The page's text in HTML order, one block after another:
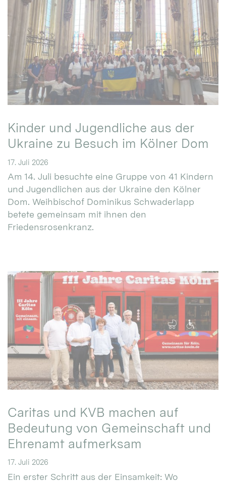
Kinder und Jugendliche aus der
Ukraine zu Besuch im Kölner Dom
17. Juli 2026
Am 14. Juli besuchte eine Gruppe von 41 Kindern
und Jugendlichen aus der Ukraine den Kölner
Dom. Weihbischof Dominikus Schwaderlapp
betete gemeinsam mit ihnen den
Friedensrosenkranz.
Caritas und KVB machen auf
Bedeutung von Gemeinschaft und
Ehrenamt aufmerksam
17. Juli 2026
Ein erster Schritt aus der Einsamkeit: Wo